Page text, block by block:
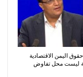
اليمن الاقتصادية
ليست محل تفاوض